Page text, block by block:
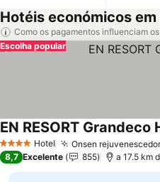
Hotéis económicos
Como os pagamentos influenciam
Escolha popular
4 EstrelasHotel Onsen
EN RESORT Grandeco
8,7 Excelente 855 a 17.5 km